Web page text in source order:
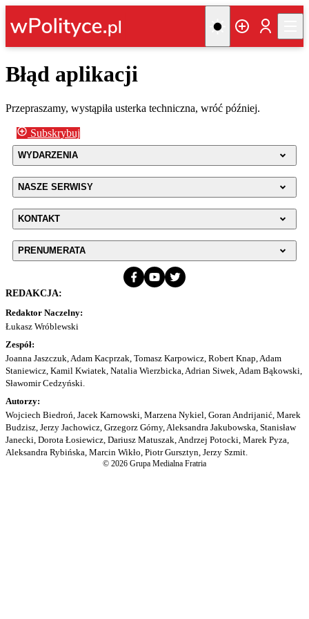
Błąd aplikacji
Przepraszamy, wystąpiła usterka techniczna, wróć później.
Subskrybuj
WYDARZENIA
NASZE SERWISY
KONTAKT
PRENUMERATA
REDAKCJA:
Redaktor Naczelny:
Łukasz Wróblewski
Zespół:
Joanna Jaszczuk, Adam Kacprzak, Tomasz Karpowicz, Robert Knap, Adam
Staniewicz, Kamil Kwiatek, Natalia Wierzbicka, Adrian Siwek, Adam Bąkowski,
Sławomir Cedzyński.
Autorzy:
Wojciech Biedroń, Jacek Karnowski, Marzena Nykiel, Goran Andrijanić, Marek
Budzisz, Jerzy Jachowicz, Grzegorz Górny, Aleksandra Jakubowska, Stanisław
Janecki, Dorota Łosiewicz, Dariusz Matuszak, Andrzej Potocki, Marek Pyza,
Aleksandra Rybińska, Marcin Wikło, Piotr Gursztyn, Jerzy Szmit.
© 2026 Grupa Medialna Fratria